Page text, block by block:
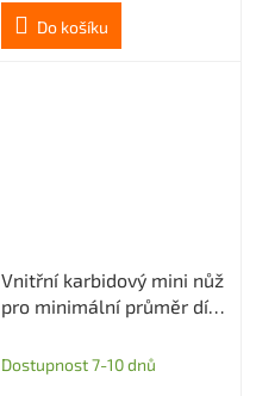
Do košíku
Vnitřní karbidový mini nůž
pro minimální průměr díry
Dostupnost 7-10 dnů